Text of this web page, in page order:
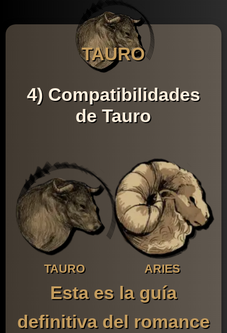
TAURO
4) Compatibilidades
de Tauro
TAURO ARIES
Esta es la guía
definitiva del romance